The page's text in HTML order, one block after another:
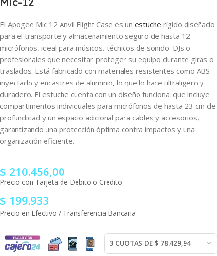
El Apogee Mic 12 Anvil Flight Case es un estuche rígido diseñado
para el transporte y almacenamiento seguro de hasta 12
micrófonos, ideal para músicos, técnicos de sonido, DJs o
profesionales que necesitan proteger su equipo durante giras o
traslados. Está fabricado con materiales resistentes como ABS
inyectado y encastres de aluminio, lo que lo hace ultraligero y
duradero. El estuche cuenta con un diseño funcional que incluye
compartimentos individuales para micrófonos de hasta 23 cm de
profundidad y un espacio adicional para cables y accesorios,
garantizando una protección óptima contra impactos y una
organización eficiente.
$ 210.456,00
Precio con Tarjeta de Debito o Credito
$ 199.933
Precio en Efectivo / Transferencia Bancaria